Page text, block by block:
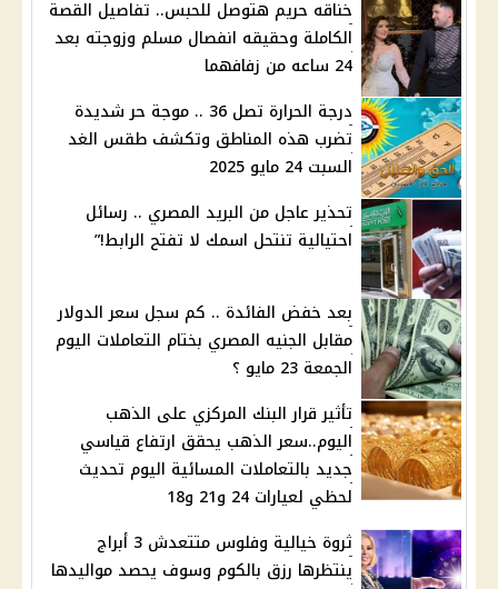
خناقه حريم هتوصل للحبس.. تفاصيل القصة
الكاملة وحقيقه انفصال مسلم وزوجته بعد
24 ساعه من زفافهما
درجة الحرارة تصل 36 .. موجة حر شديدة
تضرب هذه المناطق وتكشف طقس الغد
السبت 24 مايو 2025
تحذير عاجل من البريد المصري .. رسائل
احتيالية تنتحل اسمك لا تفتح الرابط!”
بعد خفض الفائدة .. كم سجل سعر الدولار
مقابل الجنيه المصري بختام التعاملات اليوم
الجمعة 23 مايو ؟
تأثير قرار البنك المركزي على الذهب
اليوم..سعر الذهب يحقق ارتفاع قياسي
جديد بالتعاملات المسائية اليوم تحديث
لحظي لعيارات 24 و21 و18
ثروة خيالية وفلوس متتعدش 3 أبراج
ينتظرها رزق بالكوم وسوف يحصد مواليدها